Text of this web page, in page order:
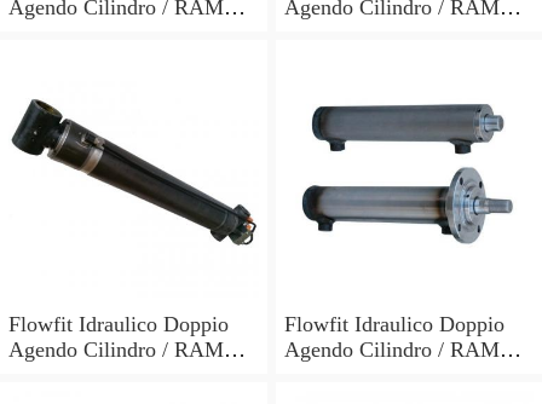
Agendo Cilindro / RAM
Agendo Cilindro / RAM
Flowfit Idraulico Doppio
Agendo Cilindro / RAM
Flowfit Idraulico Doppio
Agendo Cilindro / RAM